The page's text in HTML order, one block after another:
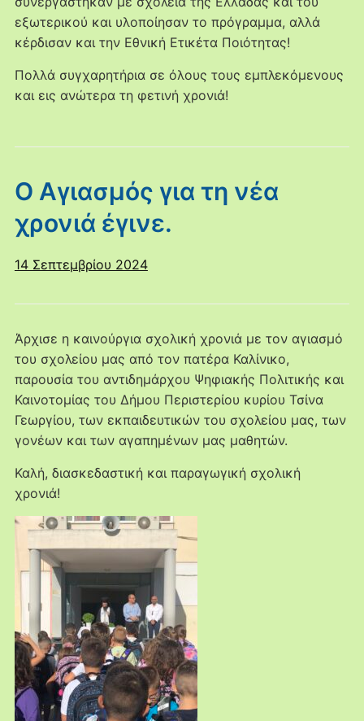
εξωτερικού και υλοποίησαν το πρόγραμμα, αλλά
κέρδισαν και την Εθνική Ετικέτα Ποιότητας!
Πολλά συγχαρητήρια σε όλους τους εμπλεκόμενους
και εις ανώτερα τη φετινή χρονιά!
Ο Αγιασμός για τη νέα
χρονιά έγινε.
14 Σεπτεμβρίου 2024
Άρχισε η καινούργια σχολική χρονιά με τον αγιασμό
του σχολείου μας από τον πατέρα Καλίνικο,
παρουσία του αντιδημάρχου Ψηφιακής Πολιτικής και
Καινοτομίας του Δήμου Περιστερίου κυρίου Τσίνα
Γεωργίου, των εκπαιδευτικών του σχολείου μας, των
γονέων και των αγαπημένων μας μαθητών.
Καλή, διασκεδαστική και παραγωγική σχολική
χρονιά!